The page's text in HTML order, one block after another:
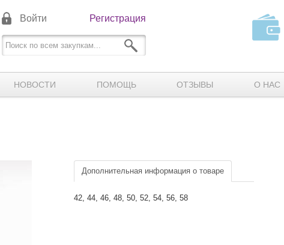
Войти Регистрация
НОВОСТИ ПОМОЩЬ ОТЗЫВЫ О НАС
Дополнительная информация о товаре
42, 44, 46, 48, 50, 52, 54, 56, 58